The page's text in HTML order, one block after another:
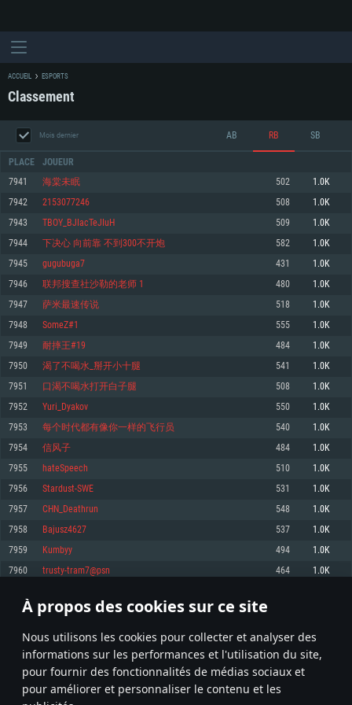
À propos des cookies sur ce site
Nous utilisons les cookies pour collecter et analyser des
informations sur les performances et l'utilisation du site,
pour fournir des fonctionnalités de médias sociaux et
pour améliorer et personnaliser le contenu et les
CONFIGURATION SYSTÈME REQUISE
Minimum
OS: Windows 10 (64 bit)
Processeur: Dual-Core 2.2 GHz
Mémoire: 4 GB
Carte graphique supportant DirectX 11: AMD Radeon 77XX / NVIDIA
GeForce GTX 660. La résolution minimale supportée par le jeu est de 720p
Connection: Connexion Internet à haut débit
Disque dur: 23.1 Go (client minimal)
Recommandée
1060 et plus, Radeon RX 570 et plus.
Disque dur: 75.9 Go (client complet)
Minimum
OS: Mac OS Big Sur 11.0 ou plus récent
Processeur: Core i5, minimum 2.2GHz (Les processeurs Intel Xeon ne sont
pas supportés)
Mémoire: 6 GB
Carte graphique: Intel Iris Pro 5200 (Mac), ou analogue AMD/Nvidia. La
résolution minimale supportée par le jeu est de 720p.
Connection: Connexion Internet à haut débit
Disque dur: 62,2 Go (client minimal)
Recommandée
OS: Mac OS Big Sur 11.0 ou plus récent
Processeur: Core i7 (Les processeurs Intel Xeon ne sont pas supportés)
Mémoire: 8 GB
Carte graphique: Radeon Vega II ou plus avec support de Metal
Disque dur: 62,2 Go (client complet)
Minimum
OS: Les configurations Linux 64 bits les plus modernes
Processeur: Dual-Core 2.4 GHz
Mémoire: 4 GB
Carte graphique: NVIDIA 660 avec les derniers drivers (moins de 6 mois) /
de même pour AMD (La résolution minimale supportée par le jeu est de
720p)
Connection: Connexion Internet à haut débit
Disque dur: 62,2 Go (client minimal)
Recommandée
OS: Ubuntu 20.04 64bit
Processeur: Intel Core i7
Mémoire: 8 GB
Carte graphique: NVIDIA 1060 avec les derniers drivers (moins de 6 mois) /
6 mois et supportant Vulkan
Connection: Connexion Internet à haut débit
Disque dur: 60,2 Go (client complet)
ACCUEIL ESPORTS
Classement
Mois dernier AB RB SB
PLACE JOUEUR
7941 海棠未眠 502 1.0K
7942 2153077246 508 1.0K
7943 TBOY_BJIacTeJIuH 509 1.0K
7944 下决心 向前靠 不到300不开炮 582 1.0K
7945 gugubuga7 431 1.0K
7946 联邦搜查社沙勒的老师 1 480 1.0K
7947 萨米最速传说 518 1.0K
7948 SomeZ#1 555 1.0K
7949 耐摔王#19 484 1.0K
7950 渴了不喝水_掰开小十腿 541 1.0K
7951 口渴不喝水打开白子腿 508 1.0K
7952 Yuri_Dyakov 550 1.0K
7953 每个时代都有像你一样的飞行员 540 1.0K
7954 信风子 484 1.0K
7955 hateSpeech 510 1.0K
7956 Stardust-SWE 531 1.0K
7957 CHN_Deathrun 548 1.0K
7958 Bajusz4627 537 1.0K
7959 Kumbyy 494 1.0K
7960 trusty-tram7@psn 464 1.0K
* Classement mis à jour quotidiennement
397 398 399 498